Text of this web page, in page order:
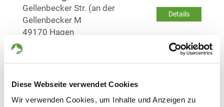
Diese Webseite verwendet Cookies
Wir verwenden Cookies, um Inhalte und Anzeigen zu
Details
Gellenbecker Str. (an der
Gellenbecker M
49170 Hagen
OG - Hopsten
48496 Hopsten